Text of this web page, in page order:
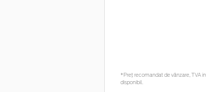
*Preţ recomandat de vânzare, TVA
disponibil.